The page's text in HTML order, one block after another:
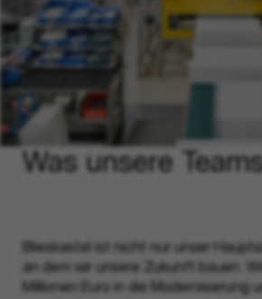
Was unsere
Blieskastel ist nicht nur unser
an dem wir unsere Zukunft bauen.
Millionen Euro in die Modernisierung